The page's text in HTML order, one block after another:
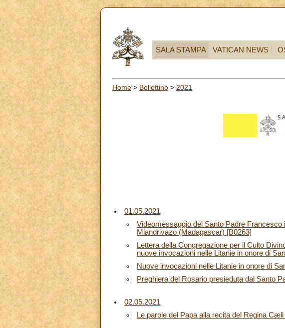
SALA STAMPA VATICAN NEWS
Home > Bollettino > 2021
01.05.2021
Videomessaggio del Santo Padre
Miandrivazo (Madagascar) [B0263]
Lettera della Congregazione per il Culto
nuove invocazioni nelle Litanie in onore di
Nuove invocazioni nelle Litanie in onore di
Preghiera del Rosario presieduta dal Santo
02.05.2021
Le parole del Papa alla recita del Regina Cæli